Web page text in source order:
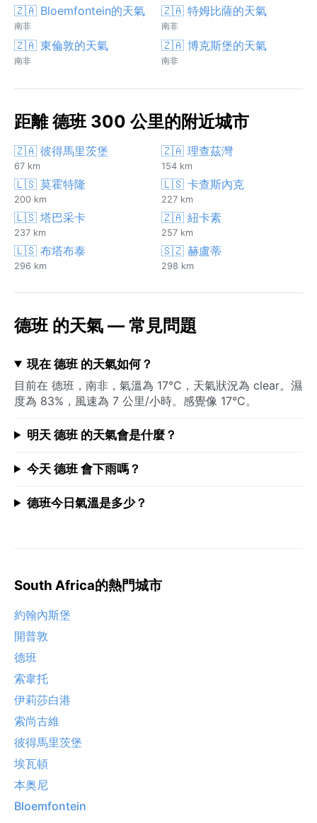
🇿🇦 Bloemfontein的天氣
南非
🇿🇦 特姆比薩的天氣
南非
🇿🇦 東倫敦的天氣
南非
🇿🇦 博克斯堡的天氣
南非
距離 德班 300 公里的附近城市
🇿🇦 彼得馬里茨堡
67 km
🇿🇦 理查茲灣
154 km
🇱🇸 莫霍特隆
200 km
🇱🇸 卡查斯內克
227 km
🇱🇸 塔巴采卡
237 km
🇿🇦 紐卡素
257 km
🇱🇸 布塔布泰
296 km
🇸🇿 赫盧蒂
298 km
德班 的天氣 — 常見問題
現在 德班 的天氣如何？
目前在 德班，南非，氣溫為 17°C，天氣狀況為 clear。濕
度為 83%，風速為 7 公里/小時。感覺像 17°C。
明天 德班 的天氣會是什麼？
今天 德班 會下雨嗎？
德班今日氣溫是多少？
South Africa的熱門城市
約翰內斯堡
開普敦
德班
索韋托
伊莉莎白港
索尚古維
彼得馬里茨堡
埃瓦頓
本奥尼
Bloemfontein